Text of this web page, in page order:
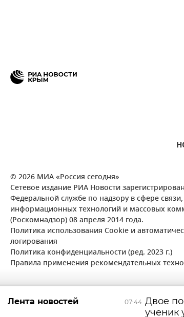
© 2026 МИА «Россия сегодня»
Сетевое издание РИА Новости
Федеральной службе по надзору в сфере связи,
информационных технологий и массовых
(Роскомнадзор) 08 апреля 2014 года.
Политика использования Cookie и
логирования
Политика конфиденциальности (ред. 2023 г.)
Правила применения рекомендательных
07:44 Двое
ученик
Лента новостей